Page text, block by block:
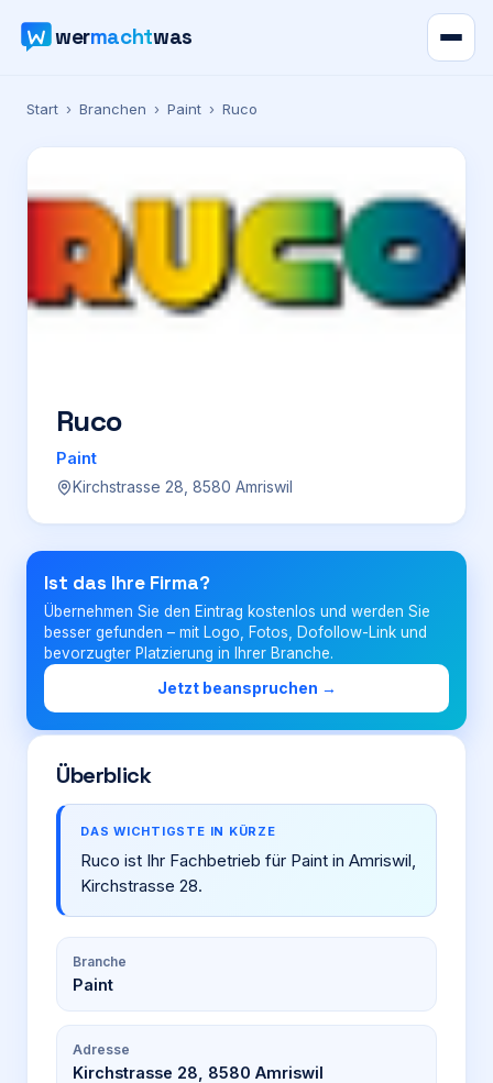
wermachtwas
Verzeichnis
Ratgeber
Preise
Für Firmen
Login
Firma eintragen
Start › Branchen › Paint › Ruco
Ruco
Paint
Kirchstrasse 28, 8580 Amriswil
Ist das Ihre Firma?
Übernehmen Sie den Eintrag kostenlos und werden Sie
besser gefunden – mit Logo, Fotos, Dofollow-Link und
bevorzugter Platzierung in Ihrer Branche.
Jetzt beanspruchen →
Überblick
DAS WICHTIGSTE IN KÜRZE
Ruco ist Ihr Fachbetrieb für Paint in Amriswil,
Kirchstrasse 28.
Branche
Paint
Adresse
Kirchstrasse 28, 8580 Amriswil